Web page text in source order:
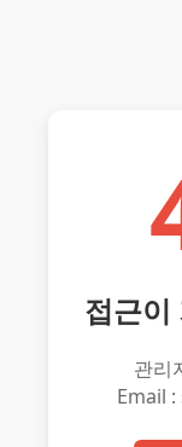
접근이
관리
Email